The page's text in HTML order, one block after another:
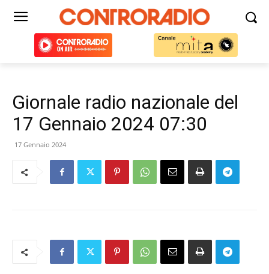
Giornale radio nazionale del
17 Gennaio 2024 07:30
17 Gennaio 2024